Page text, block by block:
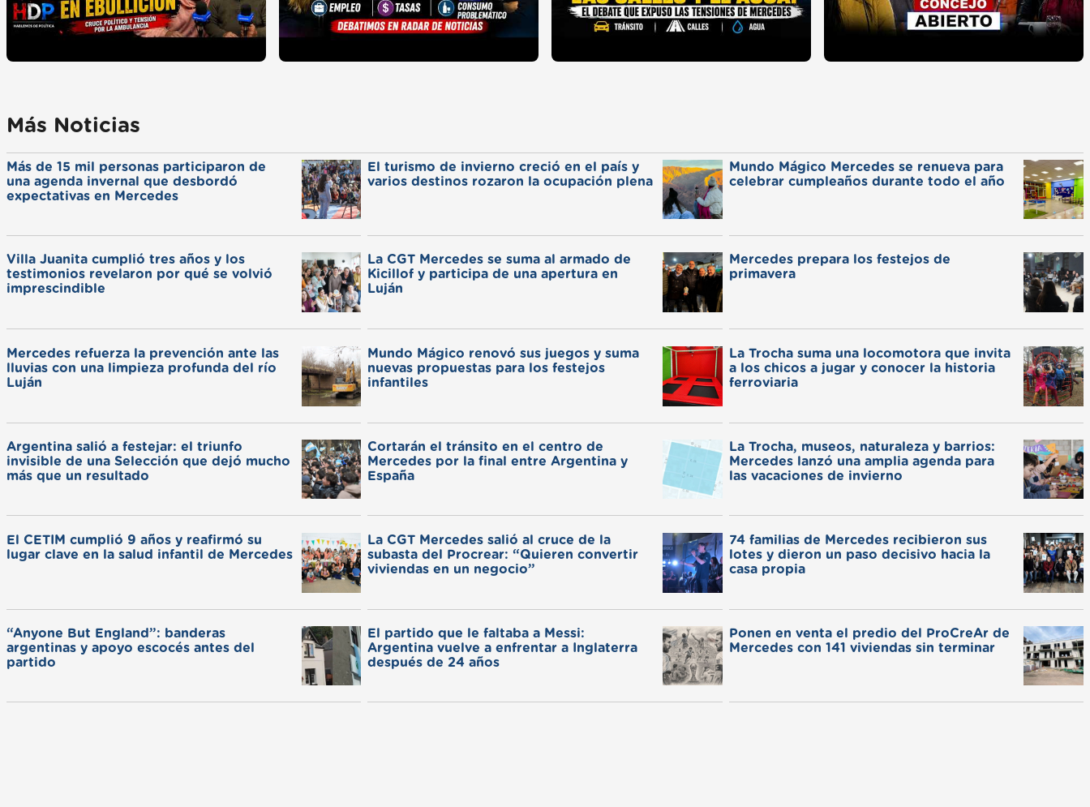
Más Noticias
Más de 15 mil personas participaron de
una agenda invernal que desbordó
expectativas en Mercedes
El turismo de invierno creció en el país y
varios destinos rozaron la ocupación plena
Mundo Mágico Mercedes se renueva para
celebrar cumpleaños durante todo el año
Villa Juanita cumplió tres años y los
testimonios revelaron por qué se volvió
imprescindible
La CGT Mercedes se suma al armado de
Kicillof y participa de una apertura en
Luján
Mercedes prepara los festejos de
primavera
Mercedes refuerza la prevención ante las
lluvias con una limpieza profunda del río
Luján
Mundo Mágico renovó sus juegos y suma
nuevas propuestas para los festejos
infantiles
La Trocha suma una locomotora que invita
a los chicos a jugar y conocer la historia
ferroviaria
Argentina salió a festejar: el triunfo
invisible de una Selección que dejó mucho
más que un resultado
Cortarán el tránsito en el centro de
Mercedes por la final entre Argentina y
España
La Trocha, museos, naturaleza y barrios:
Mercedes lanzó una amplia agenda para
las vacaciones de invierno
El CETIM cumplió 9 años y reafirmó su
lugar clave en la salud infantil de Mercedes
La CGT Mercedes salió al cruce de la
subasta del Procrear: “Quieren convertir
viviendas en un negocio”
74 familias de Mercedes recibieron sus
lotes y dieron un paso decisivo hacia la
casa propia
“Anyone But England”: banderas
argentinas y apoyo escocés antes del
partido
El partido que le faltaba a Messi:
Argentina vuelve a enfrentar a Inglaterra
después de 24 años
Ponen en venta el predio del ProCreAr de
Mercedes con 141 viviendas sin terminar